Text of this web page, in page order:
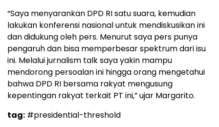
“Saya menyarankan DPD RI satu suara, kemudian
lakukan konferensi nasional untuk mendiskusikan ini
dan didukung oleh pers. Menurut saya pers punya
pengaruh dan bisa memperbesar spektrum dari isu
ini. Melalui jurnalism talk saya yakin mampu
mendorong persoalan ini hingga orang mengetahui
bahwa DPD RI bersama rakyat mengusung
kepentingan rakyat terkait PT ini,” ujar Margarito.
tag: #presidential-threshold